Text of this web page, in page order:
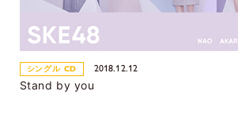
シングル CD 2018.12.12
Stand by you